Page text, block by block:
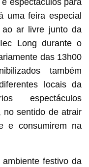
espectáculos para
uma feira especial
ao ar livre junto da
Long durante o
das 13h00
também
locais da
espectáculos
no sentido de atrair
e consumirem na
festivo da